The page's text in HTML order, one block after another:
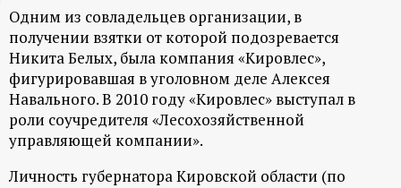
ц
и
о
н
Одним из совладельцев организации, в
получении взятки от которой подозревается
Никита Белых, была компания «Кировлес»,
фигурировавшая в уголовном деле Алексея
Навального. В 2010 году «Кировлес» выступал в
роли соучредителя «Лесохозяйственной
управляющей компании».
Личность губернатора Кировской области (по